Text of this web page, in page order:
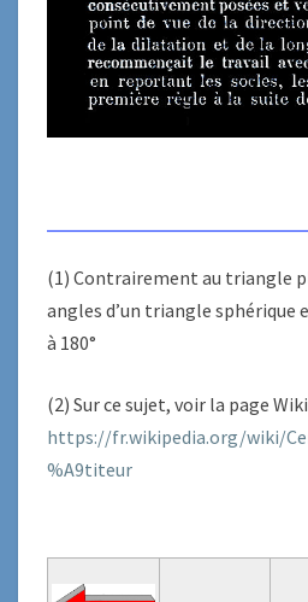
(1) Contrairement au triangle
angles d’un triangle sphérique
à 180°
(2) Sur ce sujet, voir la page
https://fr.wikipedia.org/wiki/
%A9titeur